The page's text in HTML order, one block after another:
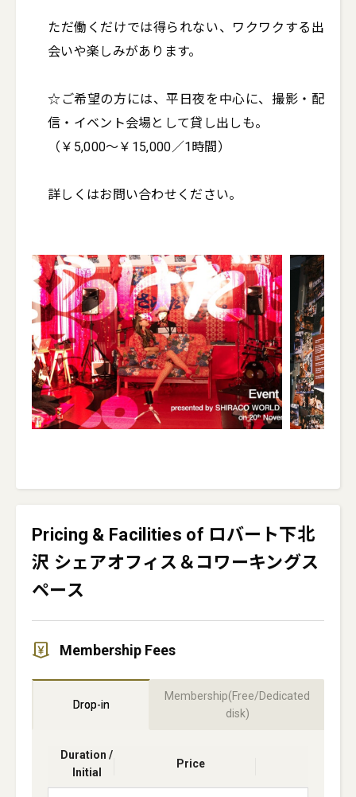
ただ働くだけでは得られない、ワクワクする出
会いや楽しみがあります。
☆ご希望の方には、平日夜を中心に、撮影・配
信・イベント会場として貸し出しも。
（￥5,000〜￥15,000／1時間）
詳しくはお問い合わせください。
Pricing & Facilities of ロバート下北
沢 シェアオフィス＆コワーキングス
ペース
Membership Fees
Drop-in
Membership(Free/Dedicated
disk)
Duration /
Initial
Price